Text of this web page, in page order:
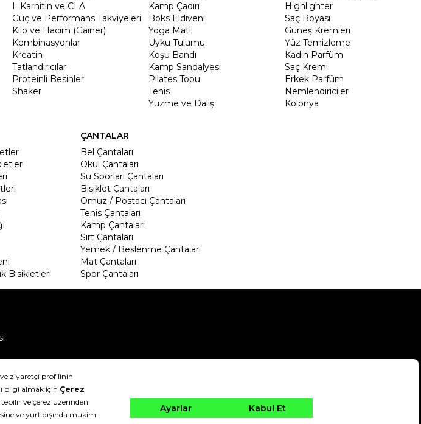
L Karnitin ve CLA
Güç ve Performans Takviyeleri
Kilo ve Hacim (Gainer)
Kombinasyonlar
Kreatin
Tatlandırıcılar
Proteinli Besinler
Shaker
Kamp Çadırı
Boks Eldiveni
Yoga Matı
Uyku Tulumu
Koşu Bandı
Kamp Sandalyesi
Pilates Topu
Tenis
Yüzme ve Dalış
Highlighter
Saç Boyası
Güneş Kremleri
Yüz Temizleme
Kadın Parfüm
Saç Kremi
Erkek Parfüm
Nemlendiriciler
Kolonya
Bisikletleri
ÇANTALAR
Bel Çantaları
Okul Çantaları
Su Sporları Çantaları
Bisiklet Çantaları
Omuz / Postacı Çantaları
Tenis Çantaları
Kamp Çantaları
Sırt Çantaları
Yemek / Beslenme Çantaları
Mat Çantaları
Spor Çantaları